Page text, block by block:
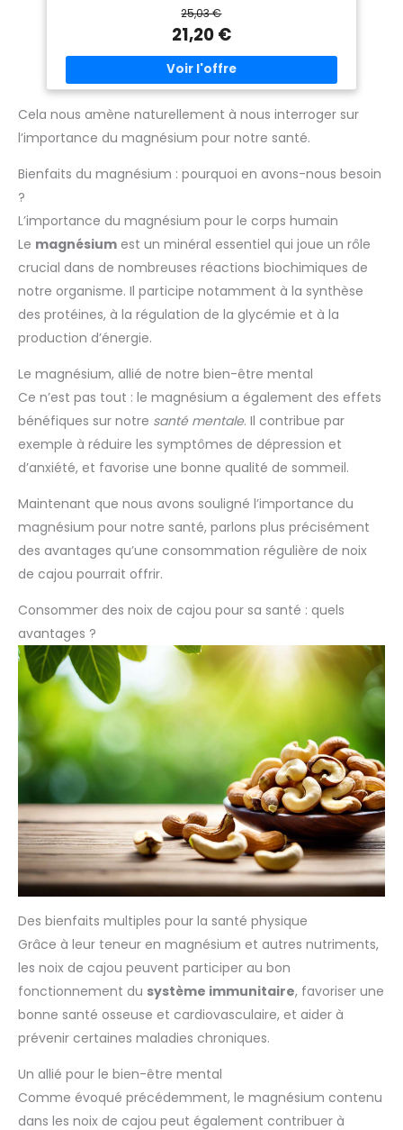
25,03 €
21,20 €
Cela nous amène naturellement à nous interroger sur
l’importance du magnésium pour notre santé.
Bienfaits du magnésium : pourquoi en avons-nous besoin
?
L’importance du magnésium pour le corps humain
Le magnésium est un minéral essentiel qui joue un rôle
crucial dans de nombreuses réactions biochimiques de
notre organisme. Il participe notamment à la synthèse
des protéines, à la régulation de la glycémie et à la
production d’énergie.
Le magnésium, allié de notre bien-être mental
Ce n’est pas tout : le magnésium a également des effets
bénéfiques sur notre santé mentale. Il contribue par
exemple à réduire les symptômes de dépression et
d’anxiété, et favorise une bonne qualité de sommeil.
Maintenant que nous avons souligné l’importance du
magnésium pour notre santé, parlons plus précisément
des avantages qu’une consommation régulière de noix
de cajou pourrait offrir.
Consommer des noix de cajou pour sa santé : quels
avantages ?
Des bienfaits multiples pour la santé physique
Grâce à leur teneur en magnésium et autres nutriments,
les noix de cajou peuvent participer au bon
fonctionnement du système immunitaire, favoriser une
bonne santé osseuse et cardiovasculaire, et aider à
prévenir certaines maladies chroniques.
Un allié pour le bien-être mental
Comme évoqué précédemment, le magnésium contenu
dans les noix de cajou peut également contribuer à